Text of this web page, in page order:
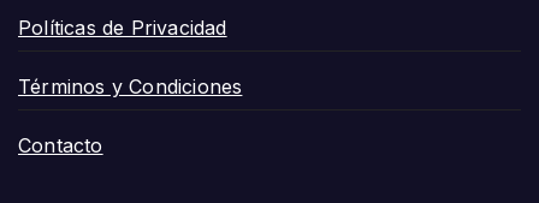
Políticas de Privacidad
Términos y Condiciones
Contacto